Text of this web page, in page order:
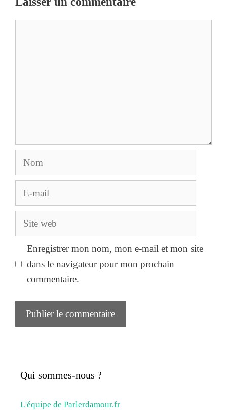
Nom
E-
Site
Enregistrer mon nom, mon e-mail et mon site
dans le navigateur pour mon prochain
commentaire.
Qui sommes-nous ?
L'équipe de Parlerdamour.fr